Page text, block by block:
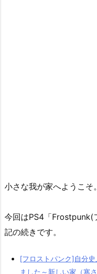
小さな我が家へようこそ
今回はPS4「Frostpunk(
記の続きです。
[フロストパンク]自分
ました～新しい家（寒